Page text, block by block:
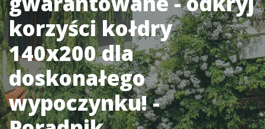
korzyści kołdry
140x200 dla
doskonałego
wypoczynku! -